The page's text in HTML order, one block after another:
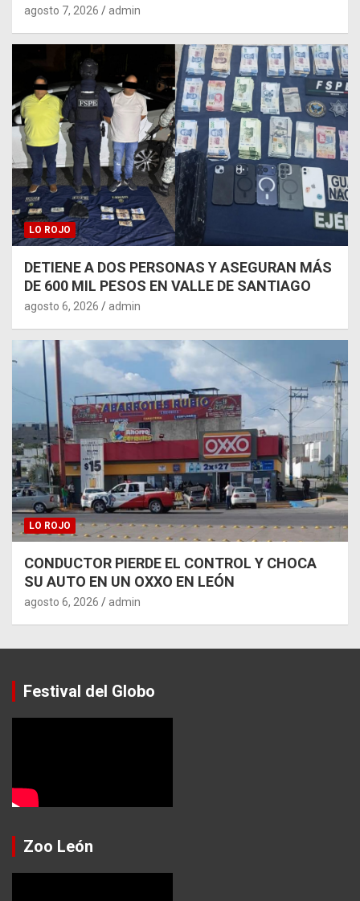
agosto 7, 2026 admin
LO ROJO
DETIENE A DOS PERSONAS Y ASEGURAN MÁS
DE 600 MIL PESOS EN VALLE DE SANTIAGO
agosto 6, 2026 admin
LO ROJO
CONDUCTOR PIERDE EL CONTROL Y CHOCA
SU AUTO EN UN OXXO EN LEÓN
agosto 6, 2026 admin
Festival del Globo
Zoo León